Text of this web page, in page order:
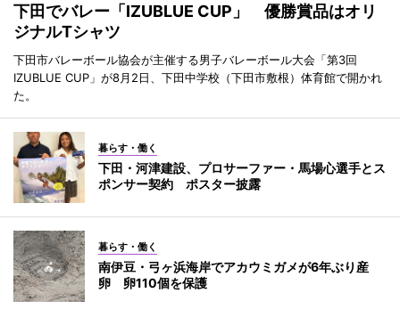
下田でバレー「IZUBLUE CUP」 優勝賞品はオリ
ジナルTシャツ
下田市バレーボール協会が主催する男子バレーボール大会「第3回
IZUBLUE CUP」が8月2日、下田中学校（下田市敷根）体育館で開かれ
た。
暮らす・働く
下田・河津建設、プロサーファー・馬場心選手とス
ポンサー契約 ポスター披露
暮らす・働く
南伊豆・弓ヶ浜海岸でアカウミガメが6年ぶり産
卵 卵110個を保護